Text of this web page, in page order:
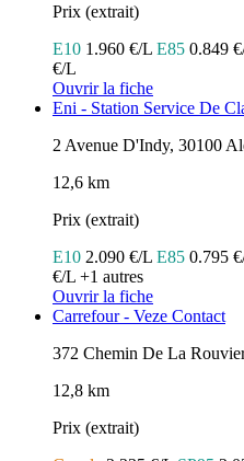
Prix (extrait)
E10 1.960 €/L E85 0.849
€/L
Ouvrir la fiche
Eni - Station Service De
2 Avenue D'Indy, 30100
12,6 km
Prix (extrait)
E10 2.090 €/L E85 0.795
€/L +1 autres
Ouvrir la fiche
Carrefour - Veze Contact
372 Chemin De La
12,8 km
Prix (extrait)